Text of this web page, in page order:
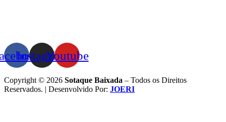
InstagramYoutube
Copyright © 2026 Sotaque Baixada – Todos os Direitos
Reservados. | Desenvolvido Por: JOERI